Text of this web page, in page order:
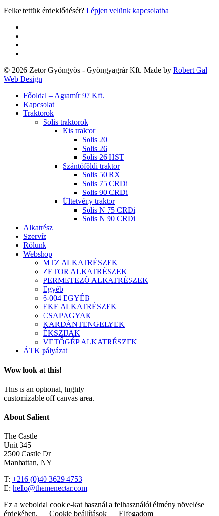
Felkeltettük érdeklődését? Lépjen velünk kapcsolatba
© 2026 Zetor Gyöngyös - Gyöngyagrár Kft. Made by Robert Gal
Web Design
Close
Menu
Főoldal – Agramír 97 Kft.
Kapcsolat
Traktorok
Solis traktorok
Kis traktor
Solis 20
Solis 26
Solis 26 HST
Szántóföldi traktor
Solis 50 RX
Solis 75 CRDi
Solis 90 CRDi
Ültetvény traktor
Solis N 75 CRDi
Solis N 90 CRDi
Alkatrész
Szervíz
Rólunk
Webshop
MTZ ALKATRÉSZEK
ZETOR ALKATRÉSZEK
PERMETEZŐ ALKATRÉSZEK
Egyéb
6-004 EGYÉB
EKE ALKATRÉSZEK
CSAPÁGYAK
KARDÁNTENGELYEK
ÉKSZIJAK
VETŐGÉP ALKATRÉSZEK
ÁTK pályázat
Wow look at this!
This is an optional, highly
customizable off canvas area.
About Salient
The Castle
Unit 345
2500 Castle Dr
Manhattan, NY
T: +216 (0)40 3629 4753
E: hello@themenectar.com
Ez a weboldal cookie-kat használ a felhasználói élmény növelése
érdekében.
Cookie beállítások Elfogadom